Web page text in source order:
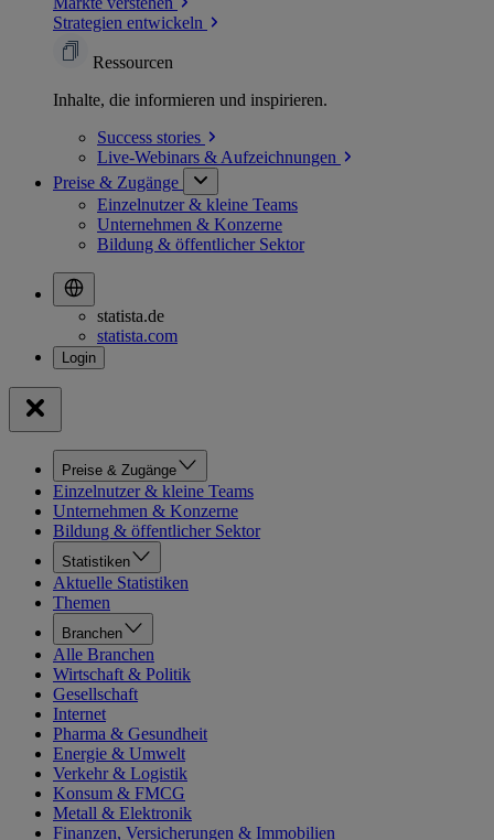
Strategien entwickeln
Ressourcen
Inhalte, die informieren und inspirieren.
Success stories
Live-Webinars & Aufzeichnungen
Preise & Zugänge
Einzelnutzer & kleine Teams
Unternehmen & Konzerne
Bildung & öffentlicher Sektor
statista.de
statista.com
Preise & Zugänge
Einzelnutzer & kleine Teams
Unternehmen & Konzerne
Bildung & öffentlicher Sektor
Statistiken
Aktuelle Statistiken
Themen
Branchen
Alle Branchen
Wirtschaft & Politik
Gesellschaft
Internet
Pharma & Gesundheit
Energie & Umwelt
Verkehr & Logistik
Konsum & FMCG
Metall & Elektronik
Finanzen, Versicherungen & Immobilien